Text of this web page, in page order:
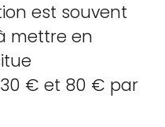
est souvent
mettre en
€ et 80 € par